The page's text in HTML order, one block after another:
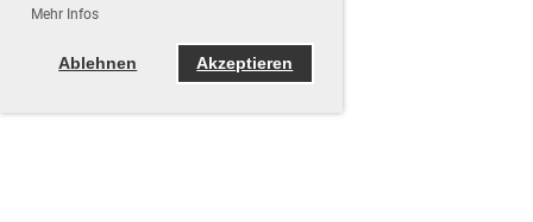
Mehr Infos
Ablehnen Akzeptieren